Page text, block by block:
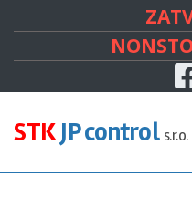
STKJP control s.r.o.
CENNÍK